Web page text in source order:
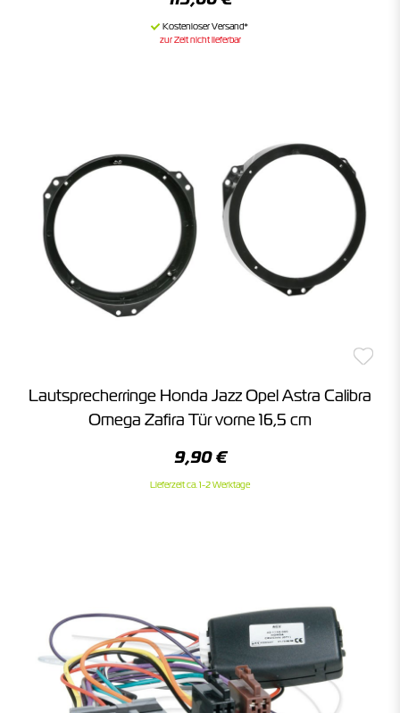
zur Zeit nicht lieferbar
Lautsprecherringe Honda Jazz Opel Astra Calibra
Omega Zafira Tür vorne 16,5 cm
9,90 €
Lieferzeit ca. 1-2 Werktage